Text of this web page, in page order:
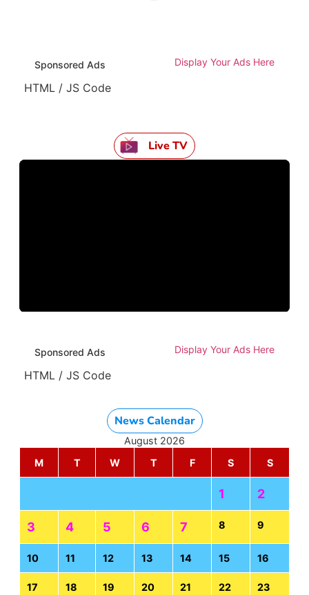
Sponsored Ads Display Your Ads Here
HTML / JS Code
Live TV
Sponsored Ads Display Your Ads Here
HTML / JS Code
News Calendar
August 2026
M
T W T F S S
1 2
3 4 5 6 7 8 9
10 11 12 13 14 15 16
17 18 19 20 21 22 23